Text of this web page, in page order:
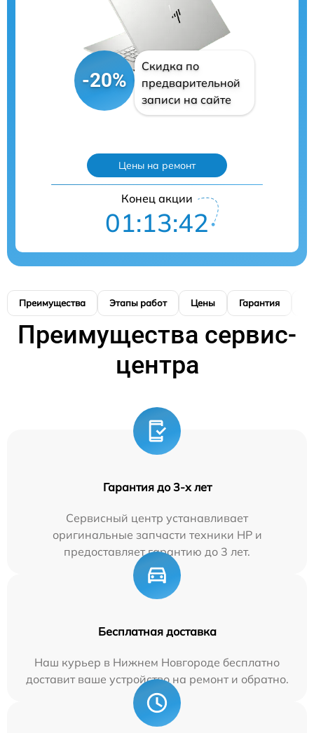
-20%
Скидка по
предварительной
записи на сайте
Цены на ремонт
Конец акции
01:13:40
Преимущества Этапы работ Цены Гарантия
Преимущества сервис-
центра
Гарантия до 3-х лет
Сервисный центр устанавливает
оригинальные запчасти техники HP и
предоставляет гарантию до 3 лет.
Бесплатная доставка
Наш курьер в Нижнем Новгороде бесплатно
доставит ваше устройство на ремонт и обратно.